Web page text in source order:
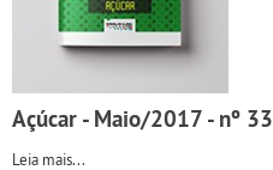
Açúcar - Maio/2017 - nº 33
Leia mais...